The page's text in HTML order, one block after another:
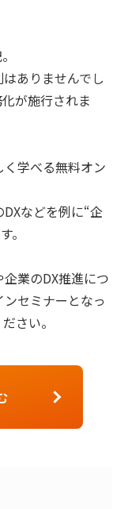
ありませんでし
が施行されま
学べる無料オン
などを例に“企
。
業のDX推進につ
セミナーとなっ
さい。